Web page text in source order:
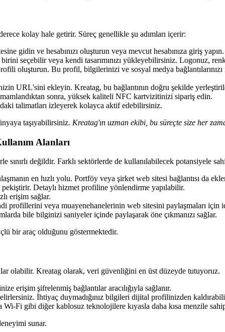
kolay hale getirir. Süreç genellikle şu adımları içerir:
gidin ve hesabınızı oluşturun veya mevcut hesabınıza giriş yapın.
birini seçebilir veya kendi tasarımınızı yükleyebilirsiniz. Logonuz,
oluşturun. Bu profil, bilgilerinizi ve sosyal medya
URL'sini ekleyin. Kreatag, bu bağlantının doğru şekilde
sonra, yüksek kaliteli NFC kartvizitinizi sipariş edin.
talimatları izleyerek kolayca aktif edebilirsiniz.
taşıyabilirsiniz. Kreatag'ın uzman ekibi, bu süreçte size her
Alanları
sınırlı değildir. Farklı sektörlerde de kullanılabilecek potansiyele
en hızlı yolu. Portföy veya şirket web sitesi bağlantısı da
Detaylı hizmet profiline yönlendirme yapılabilir.
erişim sağlar.
profillerini veya muayenehanelerinin web sitesini paylaşmaları için
bile bilginizi saniyeler içinde paylaşarak öne çıkmanızı sağlar.
bir araç olduğunu göstermektedir.
olabilir. Kreatag olarak, veri güvenliğini en üst düzeyde tutuyoruz.
erişim şifrelenmiş bağlantılar aracılığıyla sağlanır.
İhtiyaç duymadığınız bilgileri dijital profilinizden
Fi gibi diğer kablosuz teknolojilere kıyasla daha kısa menzile
sunar.